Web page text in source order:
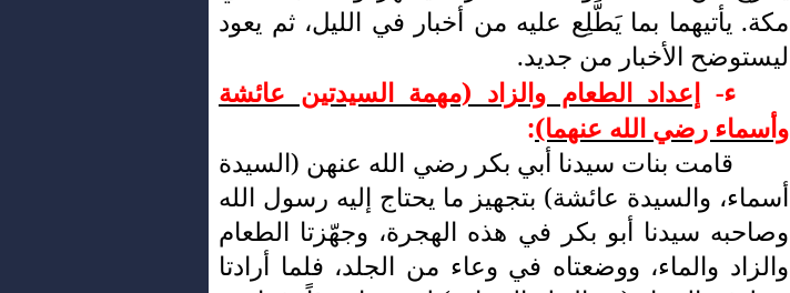
مكة. يأتيهما بما يَطَّلِع عليه من أخبار في الليل، ثم يعود
ليستوضح الأخبار من جديد.
ء- إعداد الطعام والزاد (مهمة السيدتين عائشة
وأسماء رضي الله عنهما):
قامت بنات سيدنا أبي بكر رضي الله عنهن (السيدة
أسماء، والسيدة عائشة) بتجهيز ما يحتاج إليه رسول الله
وصاحبه سيدنا أبو بكر في هذه الهجرة، وجهّزتا الطعام
والزاد والماء، ووضعتاه في وعاء من الجلد، فلما أرادتا